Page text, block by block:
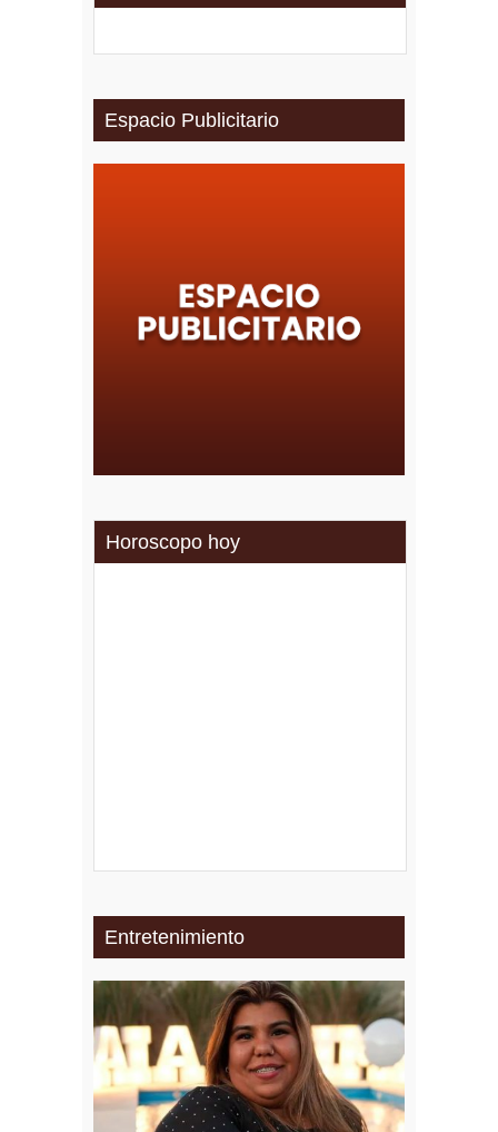
Espacio Publicitario
Horoscopo hoy
Entretenimiento